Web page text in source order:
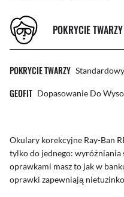
POKRYCIE TWARZY
POKRYCIE TWARZY Standardowy
GEOFIT Dopasowanie Do
Okulary korekcyjne Ray-Ban
tylko do jednego: wyróżniania
oprawkami masz to jak w
oprawki zapewniają